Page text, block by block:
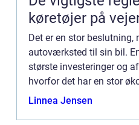
køretøjer på
Det er en stor
autoværksted til sin bil.
største investeringer og
hvorfor det har en stor
Herudover er en bil oftest
Linnea Jensen